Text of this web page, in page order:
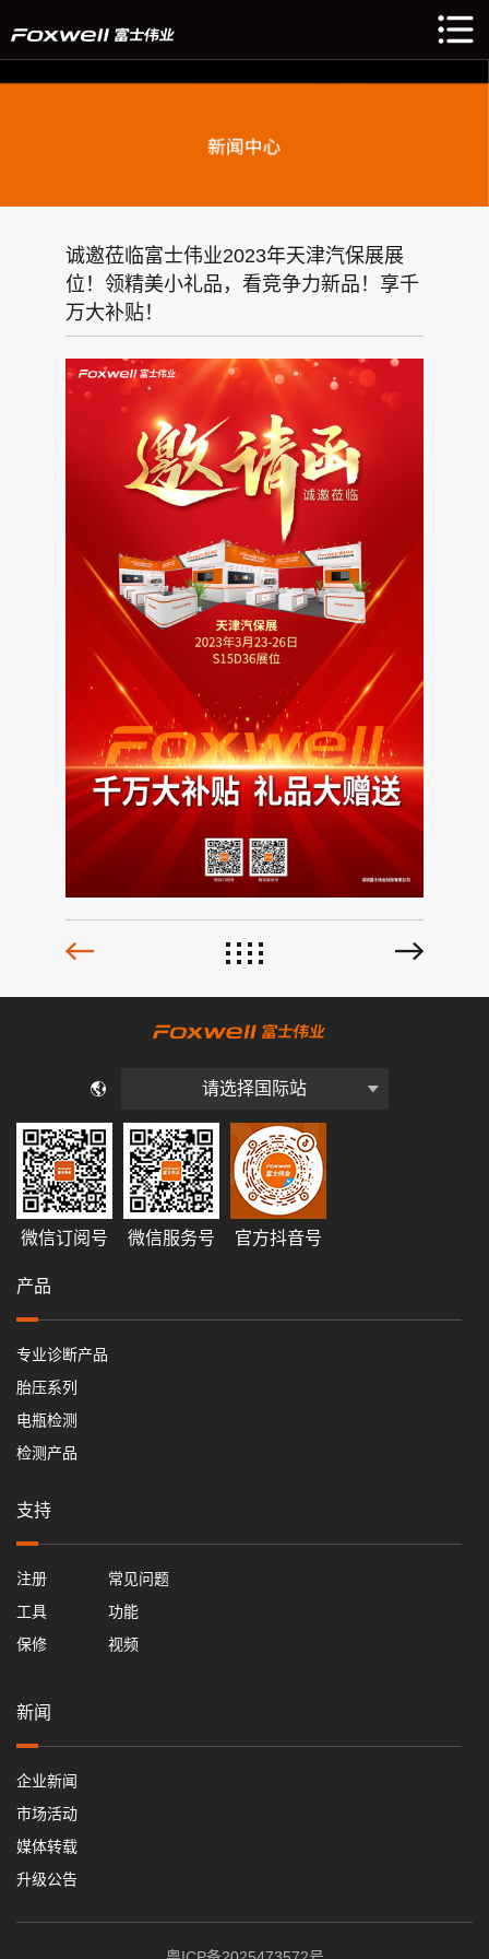
诚邀莅临富士伟业2023年天津汽保展展
位！领精美小礼品，看竞争力新品！享千
万大补贴！
请选择国际站
微信订阅号 微信服务号 官方抖音号
产品
专业诊断产品
胎压系列
电瓶检测
检测产品
支持
注册
工具
保修
常见问题
功能
视频
新闻
企业新闻
市场活动
媒体转载
升级公告